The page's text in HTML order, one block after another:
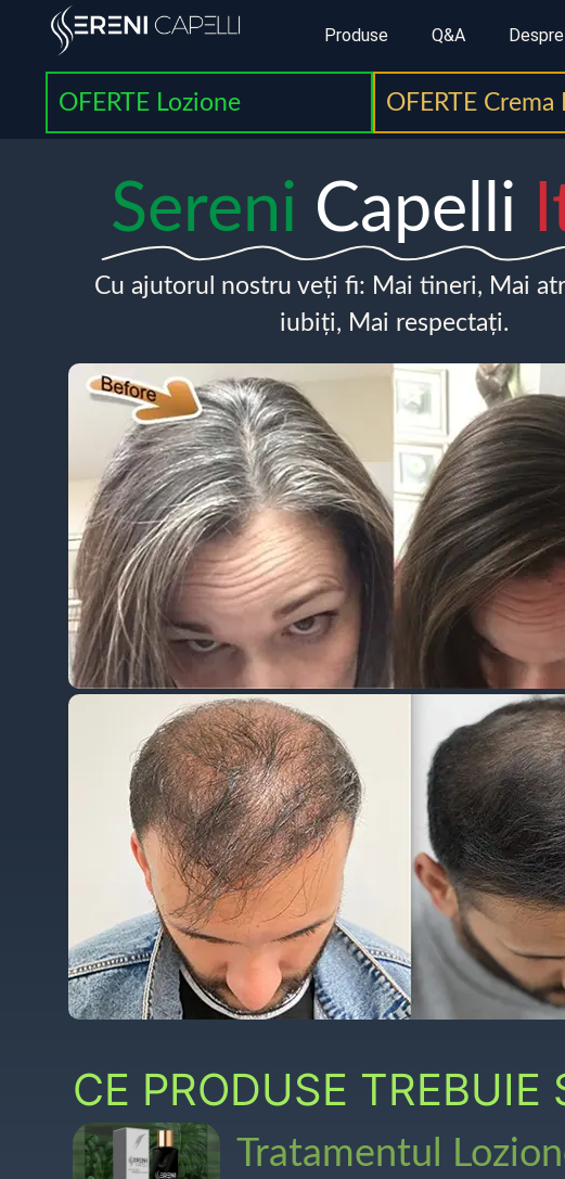
Produse Q&A
OFERTE Lozione OFERTE Crema
Sereni Capelli
Cu ajutorul nostru veți fi: Mai tineri, Mai
iubiți, Mai respectați.
CE PRODUSE
Tratamentul